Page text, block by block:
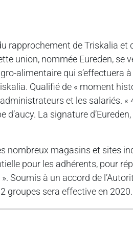
rapprochement de Triskalia et
union, nommée Eureden, se
alimentaire qui s’effectuera
Qualifié de « moment
et les salariés.
d’aucy. La signature
nombreux magasins et sites
pour les adhérents, pour
Soumis à un accord de
groupes sera effective en 2020.